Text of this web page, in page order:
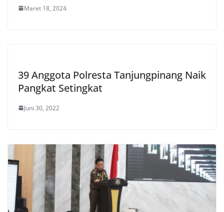
Maret 18, 2024
39 Anggota Polresta Tanjungpinang Naik
Pangkat Setingkat
Juni 30, 2022